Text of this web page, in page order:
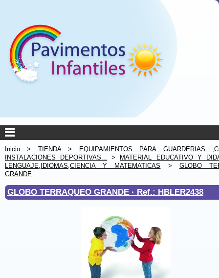
Inicio > TIENDA>
EQUIPAMIENTOS PARA GUARDERIAS
INSTALACIONES DEPORTIVAS... >
MATERIAL EDUCATIVO Y
LENGUAJE,IDIOMAS,CIENCIA Y MATEMATICAS > GLOBO
GRANDE
GLOBO TERRAQUEO GRANDE · Ref.: HBLER2438